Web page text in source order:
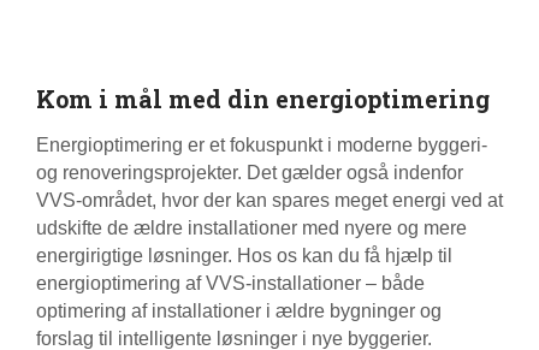
Kom i mål med din energioptimering
Energioptimering er et fokuspunkt i moderne byggeri-
og renoveringsprojekter. Det gælder også indenfor
VVS-området, hvor der kan spares meget energi ved at
udskifte de ældre installationer med nyere og mere
energirigtige løsninger. Hos os kan du få hjælp til
energioptimering af VVS-installationer – både
optimering af installationer i ældre bygninger og
forslag til intelligente løsninger i nye byggerier.